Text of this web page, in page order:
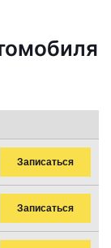
Записаться
Записаться